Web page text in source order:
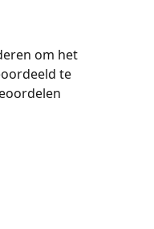
om het
te